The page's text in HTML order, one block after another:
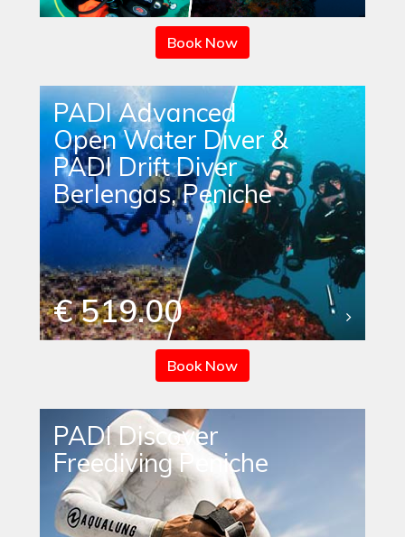
Book Now
PADI Advanced
Open Water Diver &
PADI Drift Diver
Berlengas, Peniche
€ 519.00
Book Now
PADI Discover
Freediving Peniche